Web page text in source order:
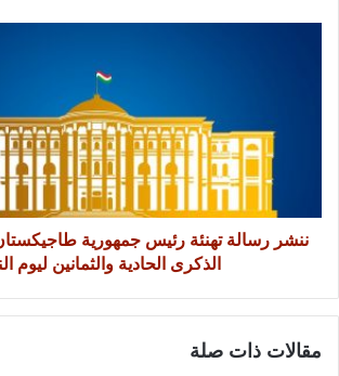
ننشر رسالة تهنئة رئيس جمهورية
الذكرى الحادية والثمانين ليوم
مقالات ذات صلة